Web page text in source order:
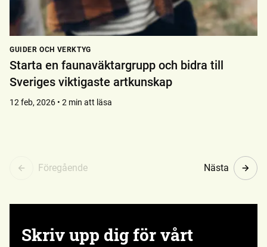
GUIDER OCH VERKTYG
Starta en faunaväktargrupp och bidra till
Sveriges viktigaste artkunskap
12 feb, 2026 • 2 min att läsa
Föregående Nästa
Skriv upp dig för vårt